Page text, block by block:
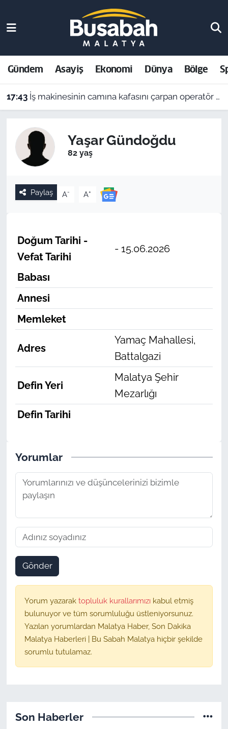
Gündem Asayiş Ekonomi Dünya Bölge
17:43 İş makinesinin camına kafasını çarpan operatör yaralandı
Yaşar Gündoğdu
82 yaş
Paylaş A- A+
Doğum Tarihi -
Vefat Tarihi
- 15.06.2026
Babası
Annesi
Memleket
Adres
Yamaç Mahallesi,
Battalgazi
Defin Yeri
Malatya Şehir
Mezarlığı
Defin Tarihi
Yorumlar
Gönder
Yorum yazarak topluluk kurallarımızı kabul etmiş
bulunuyor ve tüm sorumluluğu üstleniyorsunuz.
Yazılan yorumlardan Malatya Haber, Son Dakika
Malatya Haberleri | Bu Sabah Malatya hiçbir şekilde
sorumlu tutulamaz.
Son Haberler
Asayiş
Ekonomi
Bölge
Spor
Resmi İlanlar
Malatya Nöbetçi Eczaneler
Malatya Hava Durumu
Malatya Namaz Vakitleri
Süper Lig Puan Durumu ve Fikstür
Tüm Manşetler
Son Dakika Haberleri